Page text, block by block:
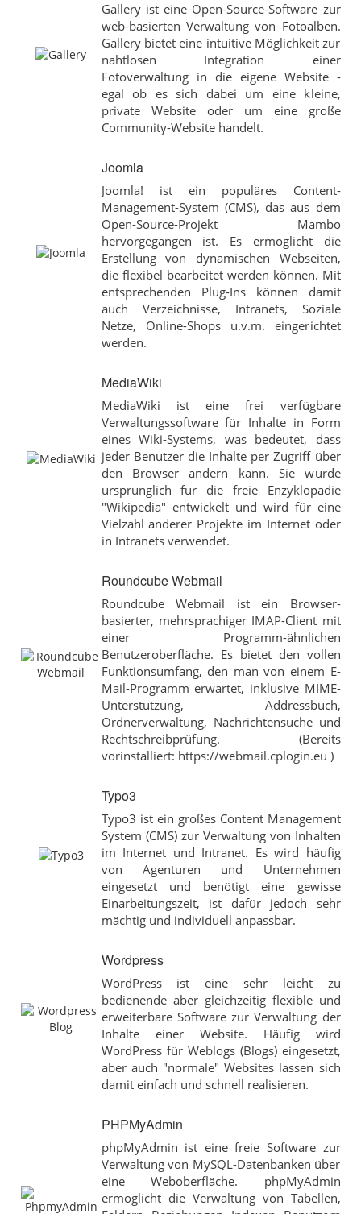
Gallery ist eine Open-Source-Software zur
web-basierten Verwaltung von Fotoalben.
Gallery bietet eine intuitive Möglichkeit zur
nahtlosen Integration einer
Fotoverwaltung in die eigene Website -
egal ob es sich dabei um eine kleine,
private Website oder um eine große
Community-Website handelt.
Joomla
Joomla! ist ein populäres Content-
Management-System (CMS), das aus dem
Open-Source-Projekt Mambo
hervorgegangen ist. Es ermöglicht die
Erstellung von dynamischen Webseiten,
die flexibel bearbeitet werden können. Mit
entsprechenden Plug-Ins können damit
auch Verzeichnisse, Intranets, Soziale
Netze, Online-Shops u.v.m. eingerichtet
werden.
MediaWiki
MediaWiki ist eine frei verfügbare
Verwaltungssoftware für Inhalte in Form
eines Wiki-Systems, was bedeutet, dass
jeder Benutzer die Inhalte per Zugriff über
den Browser ändern kann. Sie wurde
ursprünglich für die freie Enzyklopädie
"Wikipedia" entwickelt und wird für eine
Vielzahl anderer Projekte im Internet oder
in Intranets verwendet.
Roundcube Webmail
Roundcube Webmail ist ein Browser-
basierter, mehrsprachiger IMAP-Client mit
einer Programm-ähnlichen
Benutzeroberfläche. Es bietet den vollen
Funktionsumfang, den man von einem E-
Mail-Programm erwartet, inklusive MIME-
Unterstützung, Addressbuch,
Ordnerverwaltung, Nachrichtensuche und
Rechtschreibprüfung. (Bereits
vorinstalliert: https://webmail.cplogin.eu )
Typo3
Typo3 ist ein großes Content Management
System (CMS) zur Verwaltung von Inhalten
im Internet und Intranet. Es wird häufig
von Agenturen und Unternehmen
eingesetzt und benötigt eine gewisse
Einarbeitungszeit, ist dafür jedoch sehr
mächtig und individuell anpassbar.
Wordpress
WordPress ist eine sehr leicht zu
bedienende aber gleichzeitig flexible und
erweiterbare Software zur Verwaltung der
Inhalte einer Website. Häufig wird
WordPress für Weblogs (Blogs) eingesetzt,
aber auch "normale" Websites lassen sich
damit einfach und schnell realisieren.
PHPMyAdmin
phpMyAdmin ist eine freie Software zur
Verwaltung von MySQL-Datenbanken über
eine Weboberfläche. phpMyAdmin
ermöglicht die Verwaltung von Tabellen,